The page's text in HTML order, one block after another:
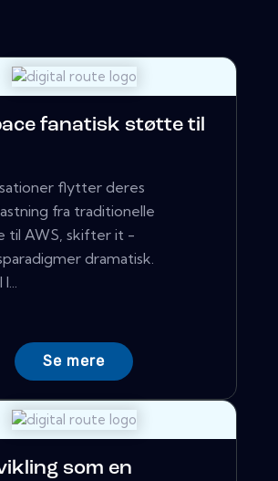
fanatisk støtte til
flytter deres
fra traditionelle
til AWS, skifter it -
dramatisk.
Se mere
som en